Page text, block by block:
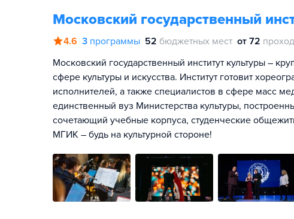
Московский государственный
4.6 3 программы 52 бюджетных мест от 72
Московский государственный институт культуры –
сфере культуры и искусства. Институт готовит
исполнителей, а также специалистов в сфере масс
единственный вуз Министерства культуры,
сочетающий учебные корпуса, студенческие
МГИК – будь на культурной стороне!